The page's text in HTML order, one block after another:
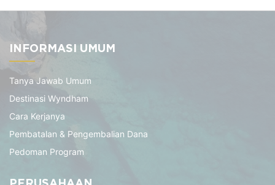
INFORMASI UMUM
Tanya Jawab Umum
Destinasi Wyndham
Cara Kerjanya
Pembatalan & Pengembalian Dana
Pedoman Program